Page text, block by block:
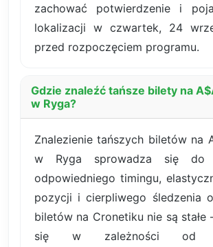
zachować potwierdzenie i
lokalizacji w czwartek, 24
przed rozpoczęciem programu.
Gdzie znaleźć tańsze bilety na
w Ryga?
Znalezienie tańszych biletów na
w Ryga sprowadza się do
odpowiedniego timingu,
pozycji i cierpliwego śledzenia
biletów na Cronetiku nie są
się w zależności od